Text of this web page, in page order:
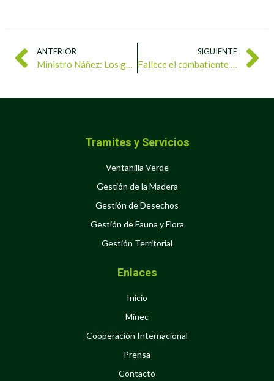
ANTERIOR
Ministro Náñez: Los guardaparques se consagran al cuidado de la naturaleza y lo combinan con el amor por la Patria
SIGUIENTE
Fallece el combatiente forestal Manuel Marchán
Tramites y Servicios
Ventanilla Verde
Gestión de la Madera
Gestión de Desechos
Gestión de Fauna y Flora
Gestión Territorial
Enlaces
Inicio
Minec
Cooperación Internacional
Prensa
Contacto